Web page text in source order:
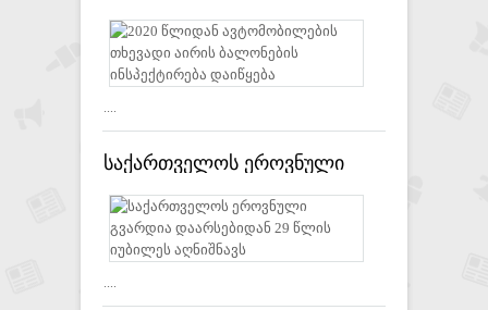
ავტომობილების თხევადი
აირის ბალონების
ინსპექტირება დაიწყება
....
საქართველოს ეროვნული
გვარდია დაარსებიდან 29
წლის იუბილეს აღნიშნავს
....